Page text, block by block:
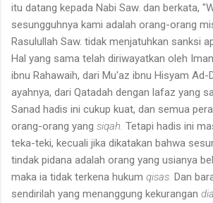
itu datang kepada Nabi Saw. dan berkata,
sesungguhnya kami adalah orang-orang
Rasulullah Saw. tidak menjatuhkan sanksi
Hal yang sama telah diriwayatkan oleh
ibnu Rahawaih, dari Mu'az ibnu Hisyam Ad-
ayahnya, dari Qatadah dengan lafaz yang
Sanad hadis ini cukup kuat, dan semua
orang-orang yang siqah. Tetapi hadis ini
teka-teki, kecuali jika dikatakan bahwa
tindak pidana ada­lah orang yang usianya
maka ia tidak terkena hukum qisas. Dan
sendirilah yang menanggung kekurangan